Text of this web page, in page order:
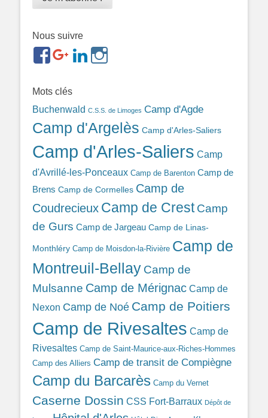
Nous suivre
https://www.facebook.com/groups/
ref=br_rs
https://plus.google.com/b/
https://www.linkedin.com/in/gigi-
bonin-
Mots clés
Buchenwald C.S.S. de Limoges Camp d'Agde
Camp d'Argelès Camp d'Arles-Saliers
Camp d'Arles-Saliers Camp
d'Avrillé-les-Ponceaux Camp de Barenton Camp de
Brens Camp de Cormelles Camp de
Coudrecieux Camp de Crest Camp
de Gurs Camp de Jargeau Camp de Linas-
Monthléry Camp de Moisdon-la-Rivière Camp de
Montreuil-Bellay Camp de
Mulsanne Camp de Mérignac Camp de
Nexon Camp de Noé Camp de Poitiers
Camp de Rivesaltes Camp de
Rivesaltes Camp de Saint-Maurice-aux-Riches-Hommes
Camp des Alliers Camp de transit de Compiègne
Camp du Barcarès Camp du Vernet
Caserne Dossin CSS Fort-Barraux Dépôt de